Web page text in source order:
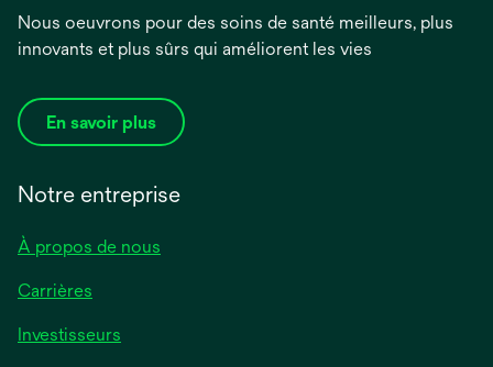
Nous oeuvrons pour des soins de santé meilleurs, plus
innovants et plus sûrs qui améliorent les vies
En savoir plus
Notre entreprise
À propos de nous
Carrières
Investisseurs